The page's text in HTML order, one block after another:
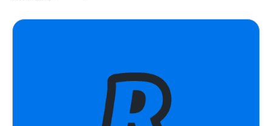
Espressor paduri Senseo blocat?Afla cum îl
1 year ago